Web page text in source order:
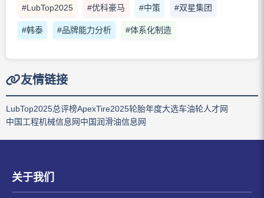
#LubTop2025 #优科豪马 #中策 #双星集团
#韩泰 #品牌能力分析 #体系化制造
友情链接
LubTop2025总评榜ApexTire2025轮胎年度大选车油轮人才网
中国工程机械信息网中国润滑油信息网
关于我们